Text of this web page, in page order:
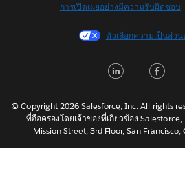
Français
Français
日本語
Nederlands
Português
การเปิดเผยอย่างมีความรับผิดชอบ
ตัวเลือกความเป็นส่ว
© Copyright 2026 Salesforce, Inc. All rights
ที่ถือครองโดยเจ้าของที่เกี่ยวข้อง
Mission Street, 3rd Floor, San